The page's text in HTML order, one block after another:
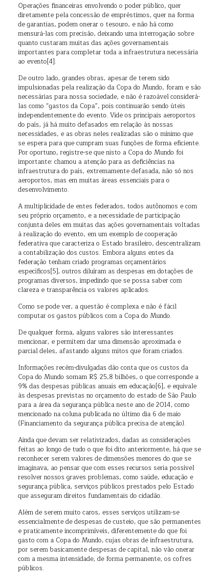
Operações financeiras envolvendo o poder público, quer
diretamente pela concessão de empréstimos, quer na forma
de garantias, podem onerar o tesouro, e não há como
mensurá-las com precisão, deixando uma interrogação sobre
quanto custaram muitas das ações governamentais
importantes para completar toda a infraestrutura necessária
ao evento[4].
De outro lado, grandes obras, apesar de terem sido
impulsionadas pela realização da Copa do Mundo, foram e são
necessárias para nossa sociedade, e não é razoável considerá-
las como “gastos da Copa”, pois continuarão sendo úteis
independentemente do evento. Vide os principais aeroportos
do país, já há muito defasados em relação às nossas
necessidades, e as obras neles realizadas são o mínimo que
se espera para que cumpram suas funções de forma eficiente.
Por oportuno, registre-se que nisto a Copa do Mundo foi
importante: chamou a atenção para as deficiências na
infraestrutura do país, extremamente defasada, não só nos
aeroportos, mas em muitas áreas essenciais para o
desenvolvimento.
A multiplicidade de entes federados, todos autônomos e com
seu próprio orçamento, e a necessidade de participação
conjunta deles em muitas das ações governamentais voltadas
à realização do evento, em um exemplo de cooperação
federativa que caracteriza o Estado brasileiro, descentralizam
a contabilização dos custos. Embora alguns entes da
federação tenham criado programas orçamentários
específicos[5], outros diluíram as despesas em dotações de
programas diversos, impedindo que se possa saber com
clareza e transparência os valores aplicados.
Como se pode ver, a questão é complexa e não é fácil
computar os gastos públicos com a Copa do Mundo.
De qualquer forma, alguns valores são interessantes
mencionar, e permitem dar uma dimensão aproximada e
parcial deles, afastando alguns mitos que foram criados.
Informações recém-divulgadas dão conta que os custos da
Copa do Mundo somam R$ 25,8 bilhões, o que corresponde a
9% das despesas públicas anuais em educação[6], e equivale
às despesas previstas no orçamento do estado de São Paulo
para a área da segurança pública neste ano de 2014, como
mencionado na coluna publicada no último dia 6 de maio
(Financiamento da segurança pública precisa de atenção).
Ainda que devam ser relativizados, dadas as considerações
feitas ao longo de tudo o que foi dito anteriormente, há que se
reconhecer serem valores de dimensões menores do que se
imaginava, ao pensar que com esses recursos seria possível
resolver nossos graves problemas, como saúde, educação e
segurança pública, serviços públicos prestados pelo Estado
que asseguram direitos fundamentais do cidadão.
Além de serem muito caros, esses serviços utilizam-se
essencialmente de despesas de custeio, que são permanentes
e praticamente incomprimíveis, diferentemente do que foi
gasto com a Copa do Mundo, cujas obras de infraestrutura,
por serem basicamente despesas de capital, não vão onerar
com a mesma intensidade, de forma permanente, os cofres
públicos.